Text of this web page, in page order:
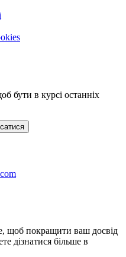
бути в курсі останніх
щоб покращити ваш досвід
дізнатися більше в